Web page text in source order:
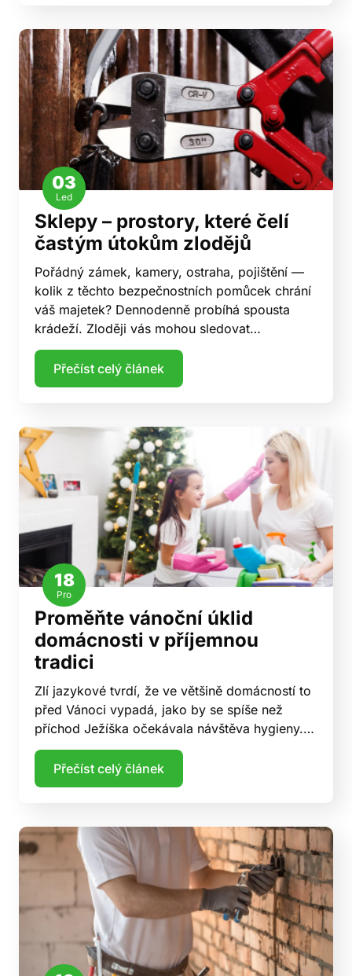
03
Led
Sklepy – prostory, které čelí
častým útokům zlodějů
Pořádný zámek, kamery, ostraha, pojištění —
kolik z těchto bezpečnostních pomůcek chrání
váš majetek? Dennodenně probíhá spousta
krádeží. Zloději vás mohou sledovat…
Přečíst celý článek
18
Pro
Proměňte vánoční úklid
domácnosti v příjemnou
tradici
Zlí jazykové tvrdí, že ve většině domácností to
před Vánoci vypadá, jako by se spíše než
příchod Ježíška očekávala návštěva hygieny.…
Přečíst celý článek